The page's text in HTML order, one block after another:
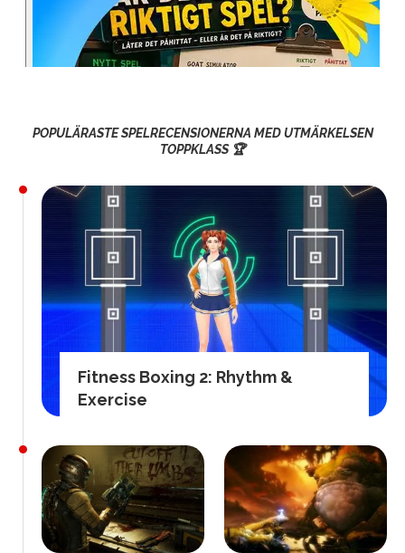
POPULÄRASTE SPELRECENSIONERNA MED UTMÄRKELSEN
TOPPKLASS 🏆
Fitness Boxing 2: Rhythm &
Exercise